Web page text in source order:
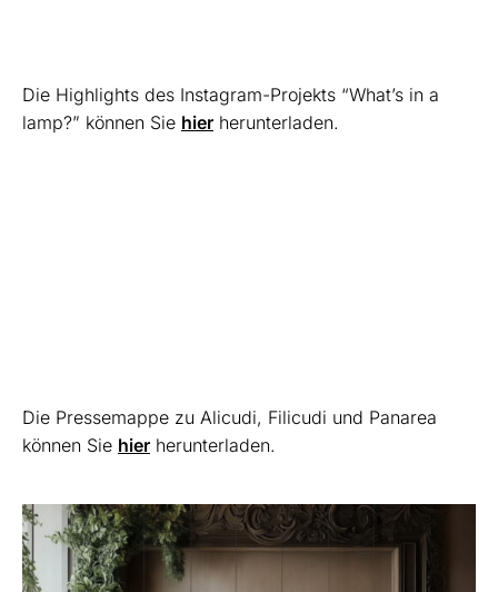
Die Highlights des Instagram-Projekts “What’s in a
lamp?” können Sie hier herunterladen.
Die Pressemappe zu Alicudi, Filicudi und Panarea
können Sie hier herunterladen.